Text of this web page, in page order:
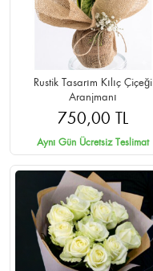
Rustik Tasarım Kılıç Çiçeği
Aranjmanı
750,00 TL
Aynı Gün Ücretsiz Teslimat